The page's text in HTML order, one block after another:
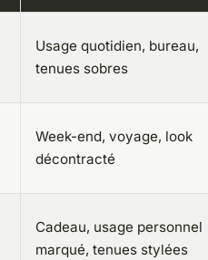
Usage quotidien, bureau,
tenues sobres
Week-end, voyage, look
décontracté
Cadeau, usage personnel
marqué, tenues stylées